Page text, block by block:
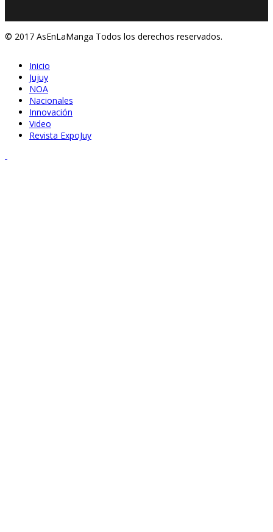
© 2017 AsEnLaManga Todos los derechos reservados.
Inicio
Jujuy
NOA
Nacionales
Innovación
Video
Revista ExpoJuy